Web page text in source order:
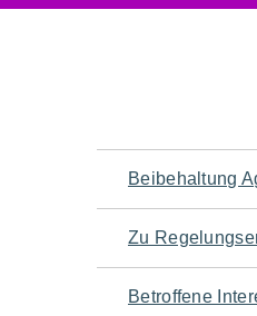
für
den
Beibehaltung
Zu
Betroffene